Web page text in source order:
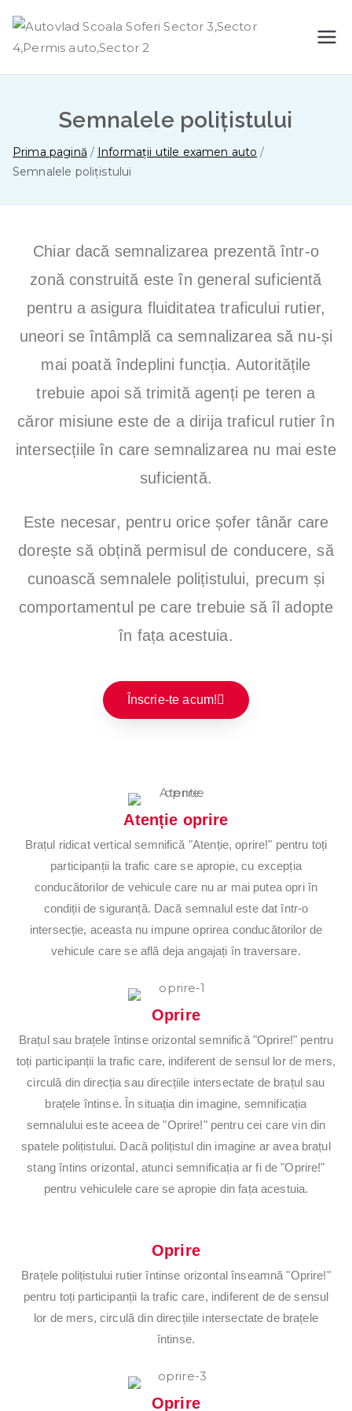
A
Sc
oa
la
So
fe
ri
ct
or
P
er
m
is
to,
Se
ct
or
2
Scoal
tie
Semnalele polițistului
Prima pagină
Informații utile examen auto
Semnalele polițistului
Chiar dacă semnalizarea prezentă într-o
zonă construită este în general suficientă
pentru a asigura fluiditatea traficului rutier,
uneori se întâmplă ca semnalizarea să nu-și
mai poată îndeplini funcția. Autoritățile
trebuie apoi să trimită agenți pe teren a
căror misiune este de a dirija traficul rutier în
intersecțiile în care semnalizarea nu mai este
suficientă.
Este necesar, pentru orice șofer tânăr care
dorește să obțină permisul de conducere, să
cunoască semnalele polițistului, precum și
comportamentul pe care trebuie să îl adopte
în fața acestuia.
Înscrie-te acum!
Atenție oprire
Brațul ridicat vertical semnifică "Atenție, oprire!" pentru toți
participanții la trafic care se apropie, cu excepția
conducătorilor de vehicule care nu ar mai putea opri în
condiții de siguranță. Dacă semnalul este dat într-o
intersecție, aceasta nu impune oprirea conducătorilor de
vehicule care se află deja angajați în traversare.
Oprire
Brațul sau brațele întinse orizontal semnifică "Oprire!" pentru
toți participanții la trafic care, indiferent de sensul lor de mers,
circulă din direcția sau direcțiile intersectate de brațul sau
brațele întinse. În situația din imagine, semnificația
semnalului este aceea de "Oprire!" pentru cei care vin din
spatele polițistului. Dacă polițistul din imagine ar avea brațul
stang întins orizontal, atunci semnificația ar fi de "Oprire!"
pentru vehiculele care se apropie din fața acestuia.
Oprire
Brațele polițistului rutier întinse orizontal înseamnă "Oprire!"
pentru toți participanții la trafic care, indiferent de de sensul
lor de mers, circulă din direcțiile intersectate de brațele
întinse.
Oprire